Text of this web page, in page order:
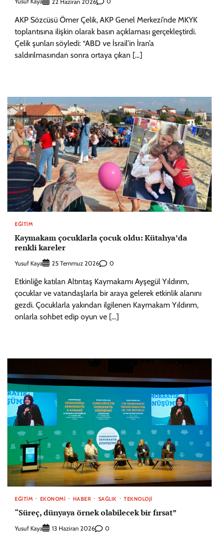
22 Haziran 2026
AKP Sözcüsü Ömer Çelik, AKP Genel Merkezi’nde MKYK
toplantısına ilişkin olarak basın açıklaması gerçekleştirdi.
Çelik şunları söyledi: “ABD ve İsrail’in İran’a
saldırılmasından sonra ortaya çıkan […]
EĞITIM
Kaymakam çocuklarla çocuk oldu: Kütahya’da
renkli kareler
Yusuf Kaya 25 Temmuz 2026 0
Etkinliğe katılan Altıntaş Kaymakamı Ayşegül Yıldırım,
çocuklar ve vatandaşlarla bir araya gelerek etkinlik alanını
gezdi. Çocuklarla yakından ilgilenen Kaymakam Yıldırım,
onlarla sohbet edip oyun ve […]
EĞITIM EKONOMI HABER SAĞLIK TEKNOLOJI
“Süreç, dünyaya örnek olabilecek bir fırsat”
Yusuf Kaya 13 Haziran 2026 0